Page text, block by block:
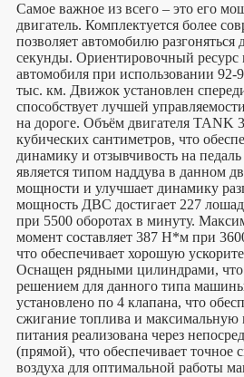
Самое важное из всего – это его
двигатель. Комплектуется более
позволяет автомобилю разгоняться
секунды. Ориентировочный ресурс
автомобиля при использовании 92-
тыс. км. Движок установлен
способствует лучшей
на дороге. Объём двигателя TANK
кубических сантиметров, что
динамику и отзывчивость на педаль
является типом наддува в данном
мощности и улучшает динамику
мощность ДВС достигает 227
при 5500 оборотах в минуту.
момент составляет 387 Н*м при
что обеспечивает хорошую
Оснащен рядными цилиндрами, что
решением для данного типа
установлено по 4 клапана, что
сжигание топлива и максимальную
питания реализована через
(прямой), что обеспечивает точное
воздуха для оптимальной работы